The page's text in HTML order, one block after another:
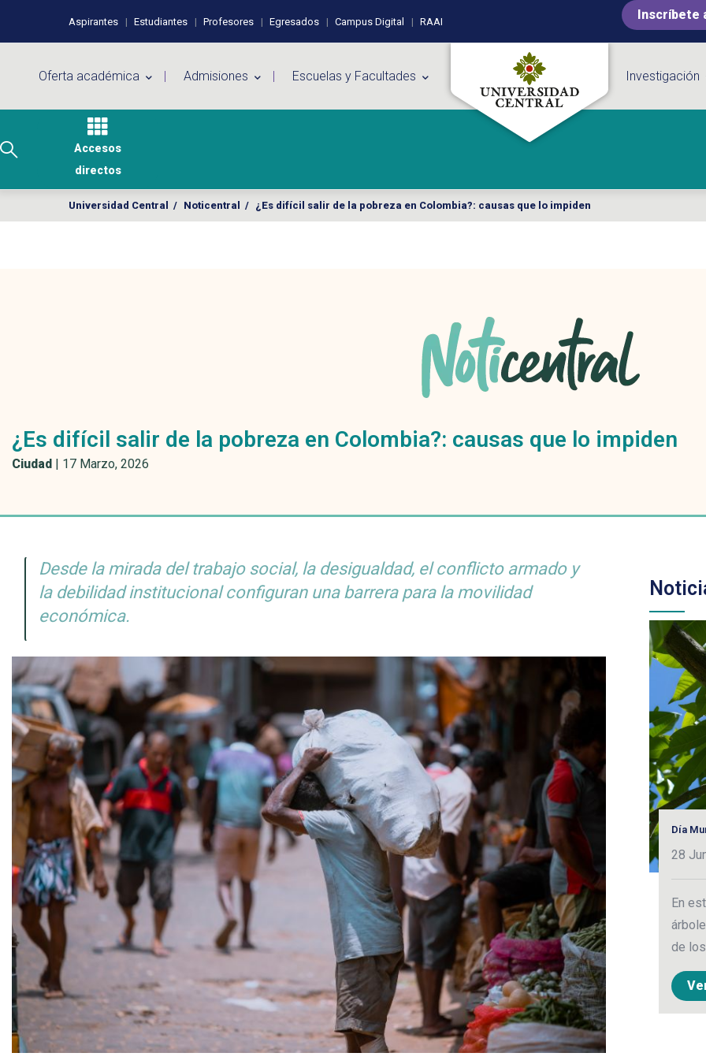
Perfiles de usuario
Aspirantes Estudiantes Profesores Egresados Campus Digital RAAI Inscríbete
Oferta académica Admisiones Escuelas y Facultades Investigación
Accesos
directos
Universidad Central / Noticentral / ¿Es difícil salir de la pobreza en Colombia?: causas que lo impiden
¿Es difícil salir de la pobreza en Colombia?: causas que lo impiden
Ciudad | 17 Marzo, 2026
Desde la mirada del trabajo social, la desigualdad, el conflicto armado y
la debilidad institucional configuran una barrera para la movilidad
económica.
Día
28
En
de